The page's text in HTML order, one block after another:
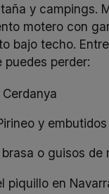
y campings.
motero con
bajo techo.
perder:
y
o guisos de
piquillo en